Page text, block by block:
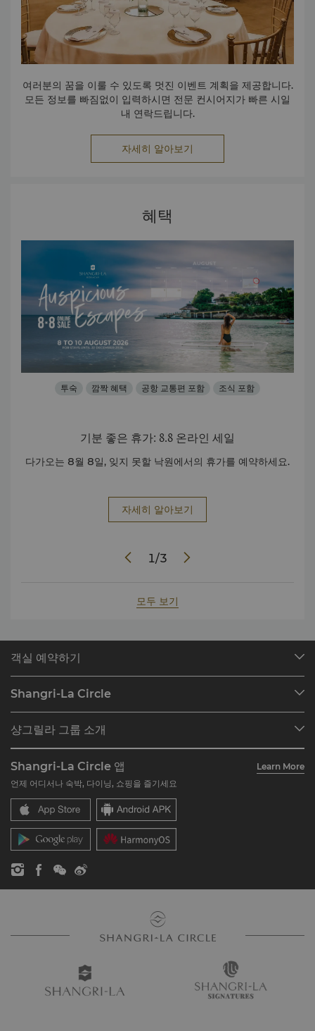
여러분의 꿈을 이룰 수 있도록 멋진 이벤트 계획을 제공합니다.
모든 정보를 빠짐없이 입력하시면 전문 컨시어지가 빠른 시일
내 연락드립니다.
자세히 알아보기
혜택
투숙 깜짝 혜택 공항 교통편 포함 조식 포함
기분 좋은 휴가: 8.8 온라인 세일
다가오는 8월 8일, 잊지 못할 낙원에서의 휴가를 예약하세요.
자세히 알아보기
1/3
모두 보기
객실 예약하기
예약 찾기
레스토랑 및 바
Shangri-La Circle
Shangri-La Circle 가입하기
자주 묻는 질문
문의하기
샹그릴라 그룹 소개
호텔 브랜드
레지던스
레지던스
문의하기
채용
글로벌 시티즌십
뉴스
Shangri-La Circle 앱
Learn More
언제 어디서나 숙박, 다이닝, 쇼핑을 즐기세요